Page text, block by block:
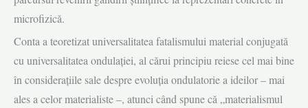
microfizică.
Conta a teoretizat universalitatea fatalismului material conjugată
cu univer­salitatea ondulației, al cărui principiu reiese cel mai bine
în considerațiile sale despre evoluția ondulatorie a ideilor – mai
ales a celor materialiste –, atunci când spune că „materialismul